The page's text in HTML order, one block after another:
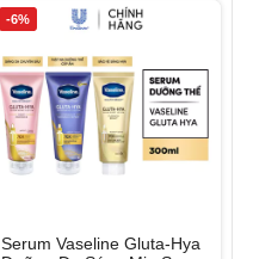
-6%
Serum Vaseline Gluta-Hya